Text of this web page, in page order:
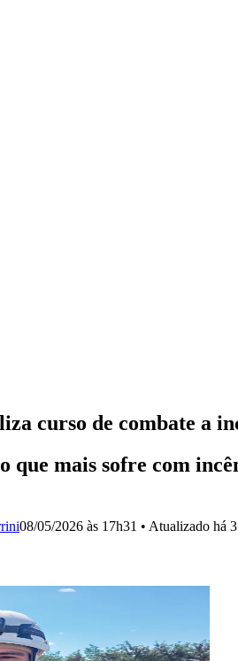
curso de combate a
que mais sofre com
08/05/2026 às 17h31 • Atualizado há